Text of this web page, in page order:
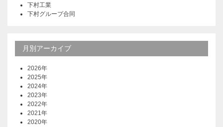
下村工業
下村グループ合同
月別アーカイブ
2026年
2025年
2024年
2023年
2022年
2021年
2020年